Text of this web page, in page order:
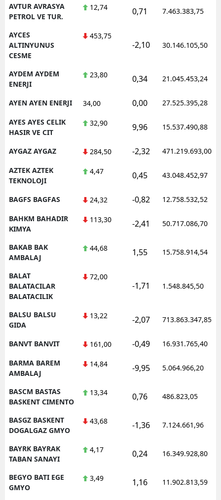
AVTUR AVRASYA
PETROL VE TUR.
12,74 0,71 7.463.383,75
AYCES
ALTINYUNUS
CESME
453,75
-2,10 30.146.105,50
AYDEM AYDEM
ENERJI
23,80 0,34 21.045.453,24
AYEN AYEN ENERJI 34,00 0,00 27.525.395,28
AYES AYES CELIK
HASIR VE CIT
32,90 9,96 15.537.490,88
AYGAZ AYGAZ 284,50 -2,32 471.219.693,00
AZTEK AZTEK
TEKNOLOJI
4,47 0,45 43.048.452,97
BAGFS BAGFAS 24,32 -0,82 12.758.532,52
BAHKM BAHADIR
KIMYA
113,30 -2,41 50.717.086,70
BAKAB BAK
AMBALAJ
44,68 1,55 15.758.914,54
BALAT
BALATACILAR
BALATACILIK
72,00
-1,71 1.548.845,50
BALSU BALSU
GIDA
13,22 -2,07 713.863.347,85
BANVT BANVIT 161,00 -0,49 16.931.765,40
BARMA BAREM
AMBALAJ
14,84 -9,95 5.064.966,20
BASCM BASTAS
BASKENT CIMENTO
13,34 0,76 486.823,05
BASGZ BASKENT
DOGALGAZ GMYO
43,68 -1,36 7.124.661,96
BAYRK BAYRAK
TABAN SANAYI
4,17 0,24 16.349.928,80
BEGYO BATI EGE
GMYO
3,49 1,16 11.902.813,59